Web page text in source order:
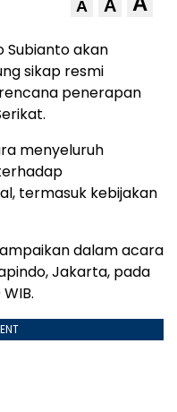
A A
Subianto akan
sikap resmi
penerapan
menyeluruh
termasuk kebijakan
dalam acara
Jakarta, pada